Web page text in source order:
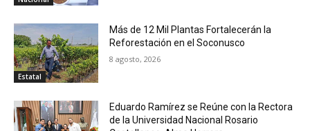
Estatal
Más de 12 Mil Plantas Fortalecerán la
Reforestación en el Soconusco
8 agosto, 2026
Eduardo Ramírez se Reúne con la Rectora
de la Universidad Nacional Rosario